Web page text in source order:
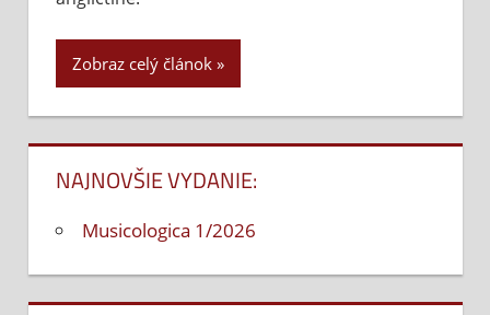
Zobraz celý článok
NAJNOVŠIE VYDANIE:
Musicologica 1/2026